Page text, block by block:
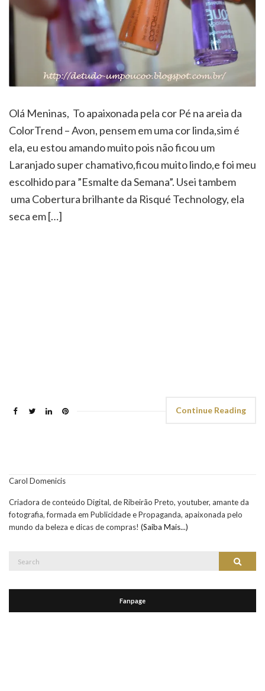
Olá Meninas, To apaixonada pela cor Pé na areia da
ColorTrend – Avon, pensem em uma cor linda,sim é
ela, eu estou amando muito pois não ficou um
Laranjado super chamativo,ficou muito lindo,e foi meu
escolhido para ”Esmalte da Semana”. Usei tambem
uma Cobertura brilhante da Risqué Technology, ela
seca em […]
Continue Reading
Carol Domenicis
Criadora de conteúdo Digital, de Ribeirão Preto, youtuber, amante da
fotografia, formada em Publicidade e Propaganda, apaixonada pelo
mundo da beleza e dicas de compras! (Saiba Mais...)
Search
Fanpage